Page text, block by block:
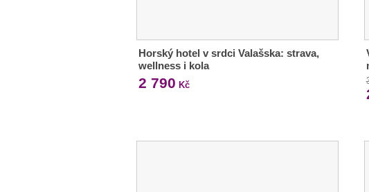
Horský hotel v srdci Valašska: strava,
wellness i kola
2 790 Kč